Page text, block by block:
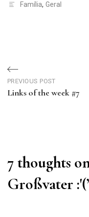
Família, Geral
de
PREVIOUS POST
Links of the week #7
7 thoughts
Großvater :'(